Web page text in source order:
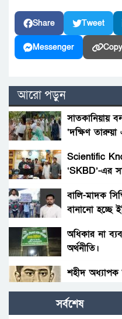
Share Tweet
Messenger
আরো পড়ুন
সাতকানিয়ায়
‘দক্ষিণ তারুয়া
Scientific
‘SKBD’-এর
বালি-মাদক
বানানো হচ্ছে
অধিকার না
অর্থনীতি।
শহীদ অধ্যাপক
৩ কেজি
সর্বশেষ